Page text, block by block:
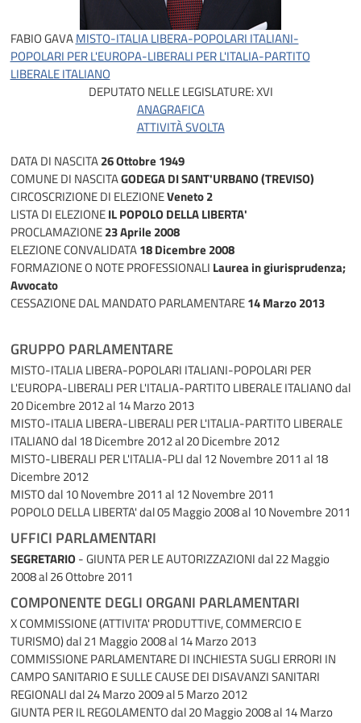
FABIO GAVAMISTO-ITALIA LIBERA-POPOLARI ITALIANI-
POPOLARI PER L'EUROPA-LIBERALI PER L'ITALIA-PARTITO
LIBERALE ITALIANO
DEPUTATO NELLE LEGISLATURE:XVI
ANAGRAFICA
ATTIVITÀ SVOLTA
DATA DI NASCITA26 Ottobre 1949
COMUNE DI NASCITAGODEGA DI SANT'URBANO (TREVISO)
CIRCOSCRIZIONE DI ELEZIONEVeneto 2
LISTA DI ELEZIONEIL POPOLO DELLA LIBERTA'
PROCLAMAZIONE23 Aprile 2008
ELEZIONE CONVALIDATA18 Dicembre 2008
FORMAZIONE O NOTE PROFESSIONALI Laurea in giurisprudenza;
Avvocato
CESSAZIONE DAL MANDATO PARLAMENTARE14 Marzo 2013
GRUPPO PARLAMENTARE
MISTO-ITALIA LIBERA-POPOLARI ITALIANI-POPOLARI PER
L'EUROPA-LIBERALI PER L'ITALIA-PARTITO LIBERALE ITALIANOdal
20 Dicembre 2012 al 14 Marzo 2013
MISTO-ITALIA LIBERA-LIBERALI PER L'ITALIA-PARTITO LIBERALE
ITALIANOdal 18 Dicembre 2012 al 20 Dicembre 2012
MISTO-LIBERALI PER L'ITALIA-PLIdal 12 Novembre 2011 al 18
Dicembre 2012
MISTOdal 10 Novembre 2011 al 12 Novembre 2011
POPOLO DELLA LIBERTA'dal 05 Maggio 2008 al 10 Novembre 2011
UFFICI PARLAMENTARI
SEGRETARIO - GIUNTA PER LE AUTORIZZAZIONIdal 22 Maggio
2008 al 26 Ottobre 2011
COMPONENTE DEGLI ORGANI PARLAMENTARI
X COMMISSIONE (ATTIVITA' PRODUTTIVE, COMMERCIO E
TURISMO)dal 21 Maggio 2008 al 14 Marzo 2013
COMMISSIONE PARLAMENTARE DI INCHIESTA SUGLI ERRORI IN
CAMPO SANITARIO E SULLE CAUSE DEI DISAVANZI SANITARI
REGIONALIdal 24 Marzo 2009 al 5 Marzo 2012
GIUNTA PER IL REGOLAMENTOdal 20 Maggio 2008 al 14 Marzo